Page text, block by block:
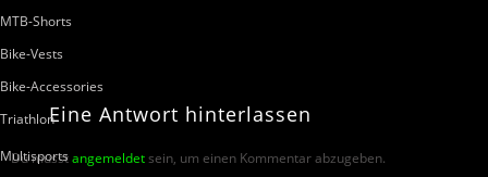
MTB-Shorts
Bike-Vests
Bike-Accessories
Triathlon
Multisports
Eine Antwort hinterlassen
Du musstangemeldetsein, um einen Kommentar abzugeben.